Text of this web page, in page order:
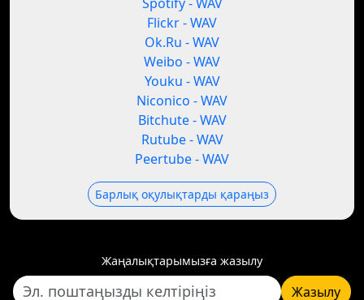
Flickr - WAV
Ok.Ru - WAV
Weibo - WAV
Youku - WAV
Niconico - WAV
Bitchute - WAV
Rutube - WAV
Peertube - WAV
Барлық оқулықтарды қараңыз
Жаңалықтарымызға жазылу
Жазылу